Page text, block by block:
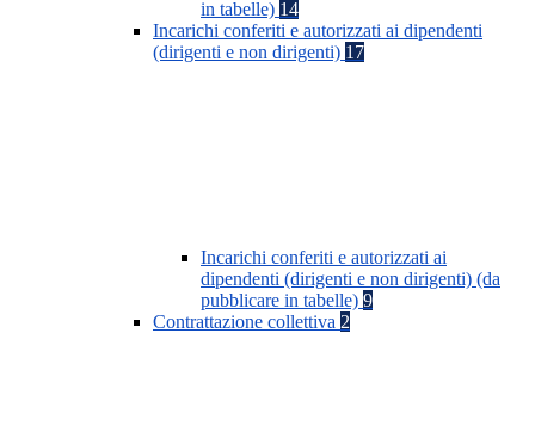
in tabelle) 14
Incarichi conferiti e autorizzati ai dipendenti
(dirigenti e non dirigenti) 17
Incarichi conferiti e autorizzati ai
dipendenti (dirigenti e non dirigenti) (da
pubblicare in tabelle) 9
Contrattazione collettiva 2